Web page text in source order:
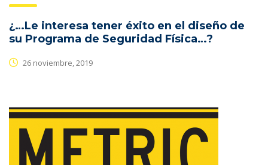
¿…Le interesa tener éxito en el diseño de
su Programa de Seguridad Física…?
26 noviembre, 2019